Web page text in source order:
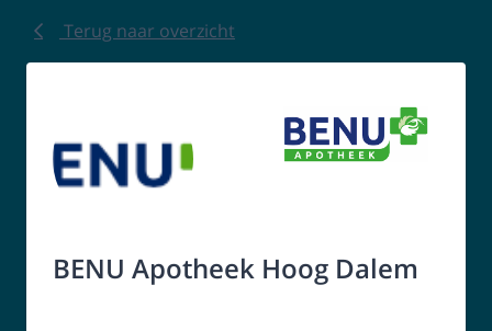
Terug naar overzicht
BENU Apotheek Hoog Dalem